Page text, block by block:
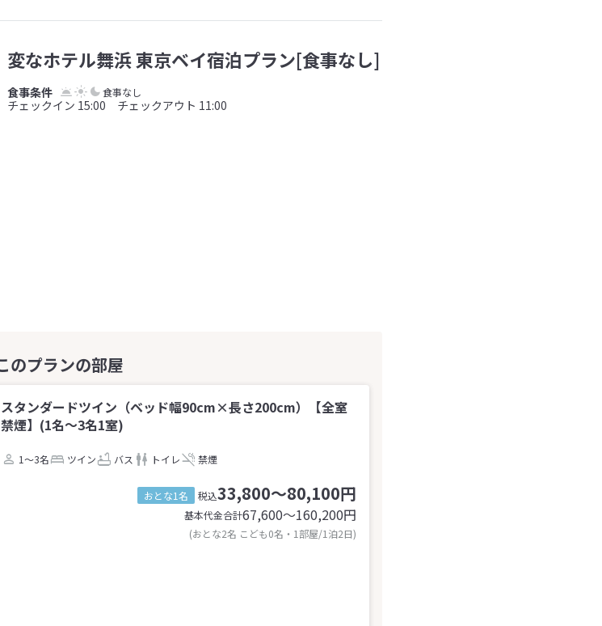
変なホテル舞浜 東京ベイ宿泊プラン[食事なし]
食事なし
チェックイン 15:00 チェックアウト 11:00
スタンダードツイン（ベッド幅90cm×長さ200cm）【全室
禁煙】(1名～3名1室)
1～3名 ツイン バス トイレ 禁煙
おとな1名 税込33,800～80,100円
基本代金合計67,600〜160,200円
(おとな2名 こども0名・1部屋/1泊2日)